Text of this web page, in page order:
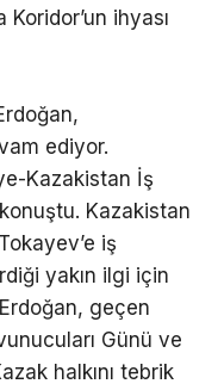
ihyası
ediyor.
Kazakistan İş
konuştu. Kazakistan
iş
yakın ilgi için
geçen
Günü ve
halkını tebrik